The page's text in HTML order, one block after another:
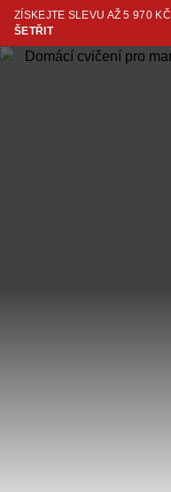
ZÍSKEJTE SLEVU AŽ 5 970 KČ
ŠETŘIT